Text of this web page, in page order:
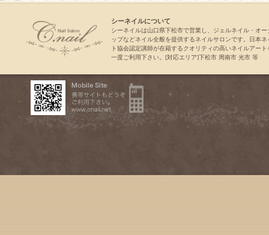
シーネイルについて
シーネイルは山口県下松市で営業し、ジェルネイル・オー
ップなどネイル全般を提供するネイルサロンです。日本ネ
ト協会認定講師が在籍するクオリティの高いネイルアート
一度ご利用下さい。[対応エリア]下松市 周南市 光市 等